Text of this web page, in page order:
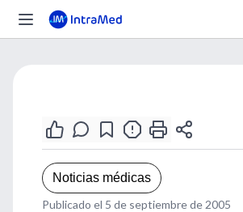
Noticias médicas
Publicado el 5 de septiembre de 2005